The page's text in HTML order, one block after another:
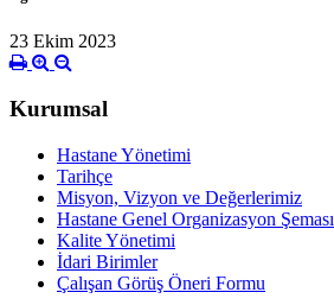
23 Ekim 2023
Kurumsal
Hastane Yönetimi
Tarihçe
Misyon, Vizyon ve Değerlerimiz
Hastane Genel Organizasyon Şeması
Kalite Yönetimi
İdari Birimler
Çalışan Görüş Öneri Formu